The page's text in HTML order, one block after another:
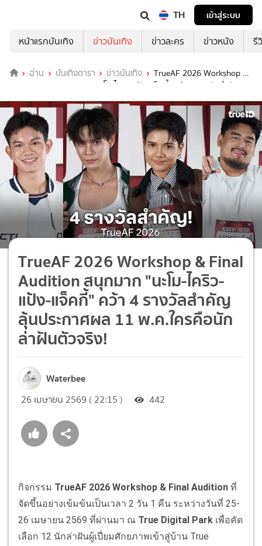
TH
เข้าสู่ระบบ
หน้าแรกบันเทิง
ข่าวบันเทิง ข่าวละคร ข่าวหนัง รี
อ่าน บันเทิงดารา ข่าวบันเทิง
TrueAF 2026 Workshop &
Final Audition สนุกมาก "นะโม-ไคริว-แป้ง-แจ็คกี้" คว้า 4 รางวัลสำคัญ
TrueAF 2026 Workshop & Final
Audition สนุกมาก "นะโม-ไคริว-
แป้ง-แจ็คกี้" คว้า 4 รางวัลสำคัญ
ลุ้นประกาศผล 11 พ.ค.ใครคือนัก
ล่าฝันตัวจริง!
Waterbee
26 เมษายน 2569 ( 22:15 ) 442
กิจกรรม TrueAF 2026 Workshop & Final Audition ที่
จัดขึ้นอย่างเข้มข้นเป็นเวลา 2 วัน 1 คืน ระหว่างวันที่ 25-
26 เมษายน 2569 ที่ผ่านมา ณ True Digital Park เพื่อคัด
เลือก 12 นักล่าฝันผู้เปี่ยมศักยภาพเข้าสู่บ้าน True